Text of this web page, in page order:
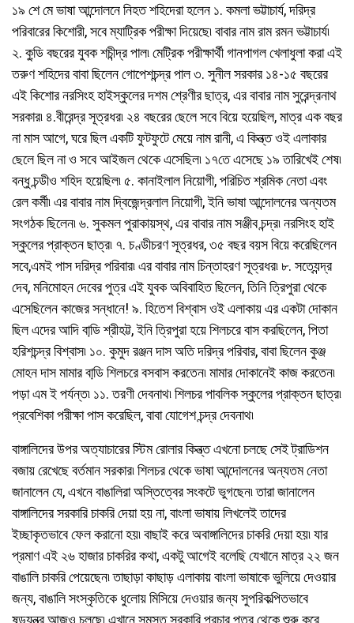
১৯ শে মে ভাষা আন্দোলনে নিহত শহিদেরা হলেন ১. কমলা ভট্টাচার্য, দরিদ্র
পরিবারের কিশোরী, সবে ম্যাট্রিক পরীক্ষা দিয়েছে৷ বাবার নাম রাম রমন ভট্টাচার্য৷
২. কুডি় বছরের যুবক শচীন্দ্র পাল৷ মেট্রিক পরীক্ষার্থী গানপাগল খেলাধুলা করা এই
তরুণ শহিদের বাবা ছিলেন গোপেশচন্দ্র পাল ৩. সুনীল সরকার ১৪-১৫ বছরের
এই কিশোর নরসিংহ হাইস্কুলের দশম শ্রেণীর ছাত্র, এর বাবার নাম সুরেন্দ্রনাথ
সরকার৷ ৪.বীরেন্দ্র সূত্রধর৷ ২৪ বছরের ছেলে সবে বিয়ে হয়েছিল, মাত্র এক বছর
না মাস আগে, ঘরে ছিল একটি ফুটফুটে মেয়ে নাম রানী, এ কিন্ত্ত ওই এলাকার
ছেলে ছিল না ও সবে আইজল থেকে এসেছিল৷ ১৭তে এসেছে ১৯ তারিখেই শেষ৷
বন্ধু চন্ডীও শহিদ হয়েছিল৷ ৫. কানাইলাল নিয়োগী, পরিচিত শ্রমিক নেতা এবং
রেল কর্মী৷ এর বাবার নাম দ্বিজেন্দ্রলাল নিয়োগী, ইনি ভাষা আন্দোলনের অন্যতম
সংগঠক ছিলেন৷ ৬. সুকমল পুরাকায়স্থ, এর বাবার নাম সঞ্জীব চন্দ্র৷ নরসিংহ হাই
স্কুলের প্রাক্তন ছাত্র৷ ৭. চণ্ডীচরণ সূত্রধর, ৩৫ বছর বয়স বিয়ে করেছিলেন
সবে,এমই পাস দরিদ্র পরিবার৷ এর বাবার নাম চিন্তাহরণ সূত্রধর৷ ৮. সত্যেন্দ্র
দেব, মনিমোহন দেবের পুত্র এই যুবক অবিবাহিত ছিলেন, তিনি ত্রিপুরা থেকে
এসেছিলেন কাজের সন্ধানে! ৯. হিতেশ বিশ্বাস ওই এলাকায় এর একটা দোকান
ছিল এদের আদি বাডি় শ্রীহট্ট, ইনি ত্রিপুরা হয়ে শিলচরে বাস করছিলেন, পিতা
হরিশচন্দ্র বিশ্বাস৷ ১০. কুমুদ রঞ্জন দাস অতি দরিদ্র পরিবার, বাবা ছিলেন কুঞ্জ
মোহন দাস মামার বাডি় শিলচরে বসবাস করতেন৷ মামার দোকানেই কাজ করতেন৷
পড়া এম ই পর্যন্ত৷ ১১. তরণী দেবনাথ৷ শিলচর পাবলিক স্কুলের প্রাক্তন ছাত্র৷
প্রবেশিকা পরীক্ষা পাস করেছিল, বাবা যোগেশ চন্দ্র দেবনাথ৷
বাঙ্গালিদের উপর অত্যাচারের স্টিম রোলার কিন্ত্ত এখনো চলছে সেই ট্রাডিশন
বজায় রেখেছে বর্তমান সরকার৷ শিলচর থেকে ভাষা আন্দোলনের অন্যতম নেতা
জানালেন যে, এখনে বাঙালিরা অস্তিত্বের সংকটে ভুগছেন৷ তারা জানালেন
বাঙ্গালিদের সরকারি চাকরি দেয়া হয় না, বাংলা ভাষায় লিখলেই তাদের
ইচ্ছাকৃতভাবে ফেল করানো হয়৷ বাছাই করে অবাঙ্গালিদের চাকরি দেয়া হয়৷ যার
প্রমাণ এই ২৬ হাজার চাকরির কথা, একটু আগেই বলেছি যেখানে মাত্র ২২ জন
বাঙালি চাকরি পেয়েছেন৷ তাছাড়া কাছাড় এলাকায় বাংলা ভাষাকে ভুলিয়ে দেওয়ার
জন্য, বাঙালি সংস্কৃতিকে ধুলোয় মিসিয়ে দেওয়ার জন্য সুপরিকল্পিতভাবে
ষড়যন্ত্র আজও চলছে৷ এখানে সমস্ত সরকারি প্রচার পত্র থেকে শুরু করে